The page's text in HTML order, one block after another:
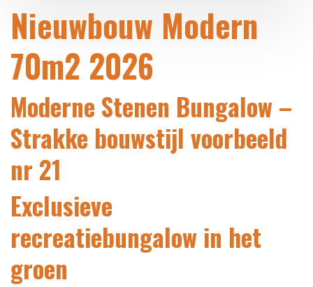
Nieuwbouw Modern
70m2 2026
Moderne Stenen Bungalow –
Strakke bouwstijl voorbeeld
nr 21
Exclusieve
recreatiebungalow in het
groen